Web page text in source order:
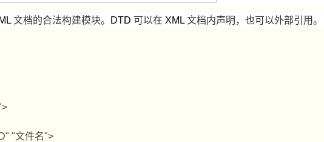
文档的合法构建模块。 DTD 可以在 XML 文档内声明，也可以外部引用。
"文件名">